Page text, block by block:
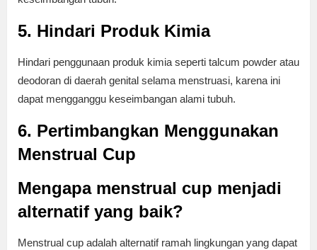
5. Hindari Produk Kimia
Hindari penggunaan produk kimia seperti talcum powder atau
deodoran di daerah genital selama menstruasi, karena ini
dapat mengganggu keseimbangan alami tubuh.
6. Pertimbangkan Menggunakan
Menstrual Cup
Mengapa menstrual cup menjadi
alternatif yang baik?
Menstrual cup adalah alternatif ramah lingkungan yang dapat